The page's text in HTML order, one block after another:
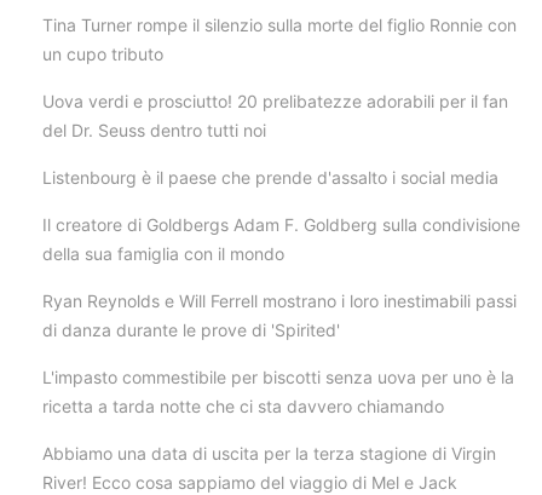
Tina Turner rompe il silenzio sulla morte del figlio Ronnie con
un cupo tributo
Uova verdi e prosciutto! 20 prelibatezze adorabili per il fan
del Dr. Seuss dentro tutti noi
Listenbourg è il paese che prende d'assalto i social media
Il creatore di Goldbergs Adam F. Goldberg sulla condivisione
della sua famiglia con il mondo
Ryan Reynolds e Will Ferrell mostrano i loro inestimabili passi
di danza durante le prove di 'Spirited'
L'impasto commestibile per biscotti senza uova per uno è la
ricetta a tarda notte che ci sta davvero chiamando
Abbiamo una data di uscita per la terza stagione di Virgin
River! Ecco cosa sappiamo del viaggio di Mel e Jack